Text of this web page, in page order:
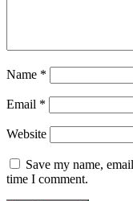
Name *
Email *
Website
Save my name,
time I comment.